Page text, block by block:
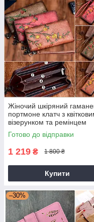
Жіночий шкіряний
портмоне клатч з
візерунком та ремінцем
Готово до відправки
1 219 ₴ 1 800 ₴
Купити
–30%